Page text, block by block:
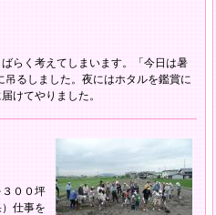
らく考えてしまいます。「今日は暑
るしました。夜にはホタルを鑑賞に
けてやりました。
００坪
仕事を